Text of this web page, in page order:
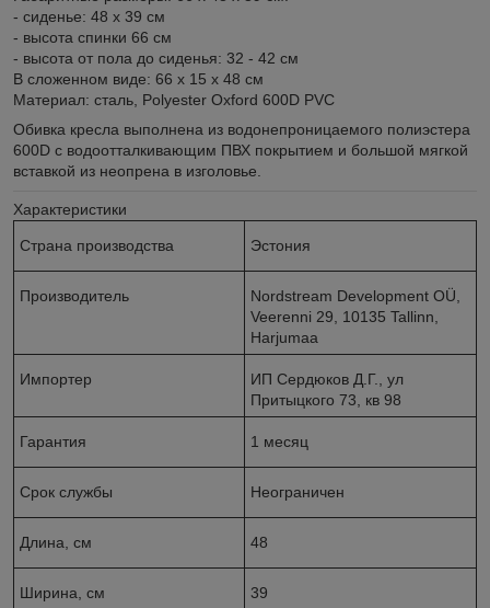
- сиденье: 48 х 39 см
- высота спинки 66 см
- высота от пола до сиденья: 32 - 42 см
В сложенном виде: 66 х 15 х 48 см
Материал: сталь, Polyester Oxford 600D PVC
Обивка кресла выполнена из водонепроницаемого полиэстера
600D с водоотталкивающим ПВХ покрытием и большой мягкой
вставкой из неопрена в изголовье.
Характеристики
Страна производства Эстония
Производитель
Nordstream Development OÜ,
Veerenni 29, 10135 Tallinn,
Harjumaa
Импортер
ИП Сердюков Д.Г., ул
Притыцкого 73, кв 98
Гарантия 1 месяц
Срок службы Неограничен
Длина, см 48
Ширина, см 39